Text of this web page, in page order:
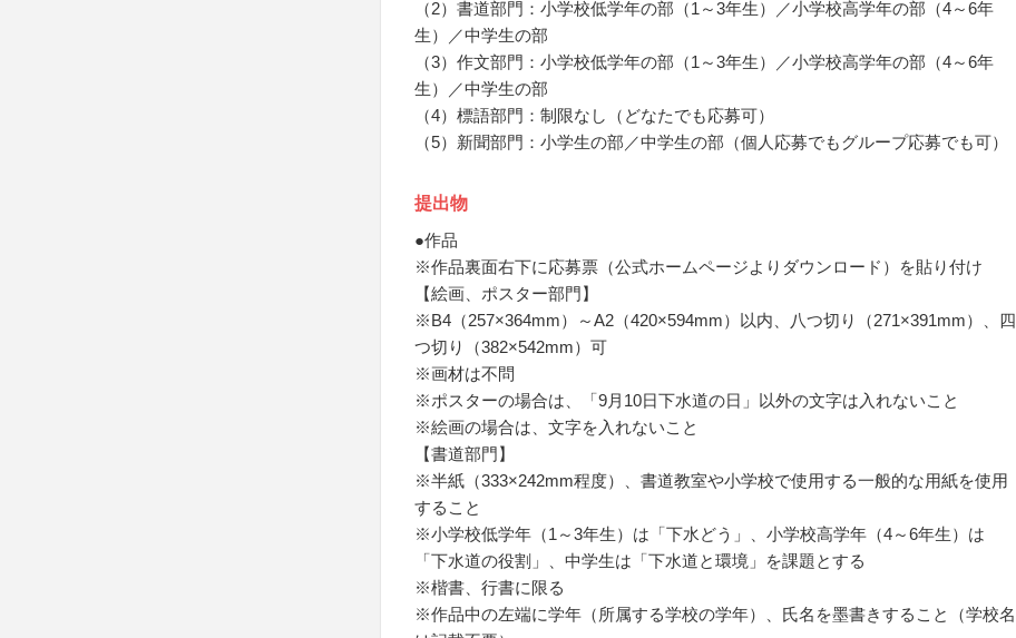
（2）書道部門：小学校低学年の部（1～3年生）／小学校高学年の部（4～6年
生）／中学生の部
（3）作文部門：小学校低学年の部（1～3年生）／小学校高学年の部（4～6年
生）／中学生の部
（4）標語部門：制限なし（どなたでも応募可）
（5）新聞部門：小学生の部／中学生の部（個人応募でもグループ応募でも可）
提出物
●作品
※作品裏面右下に応募票（公式ホームページよりダウンロード）を貼り付け
【絵画、ポスター部門】
※B4（257×364mm）～A2（420×594mm）以内、八つ切り（271×391mm）、四
つ切り（382×542mm）可
※画材は不問
※ポスターの場合は、「9月10日下水道の日」以外の文字は入れないこと
※絵画の場合は、文字を入れないこと
【書道部門】
※半紙（333×242mm程度）、書道教室や小学校で使用する一般的な用紙を使用
すること
※小学校低学年（1～3年生）は「下水どう」、小学校高学年（4～6年生）は
「下水道の役割」、中学生は「下水道と環境」を課題とする
※楷書、行書に限る
※作品中の左端に学年（所属する学校の学年）、氏名を墨書きすること（学校名